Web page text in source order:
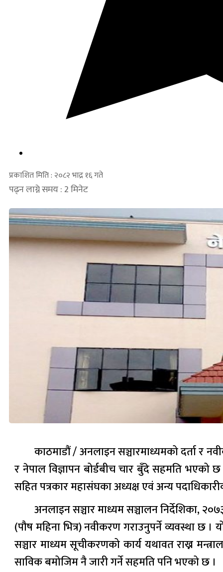
प्रकाशित मिति : २०८२ भाद्र १६ गते
पढ्न लाग्ने समय : 2 मिनेट
काठमाडौं / अनलाइन सञ्चारमाध्यमको दर्ता र
र नेपाल विज्ञापन बोर्डबीच चार बुँदे सहमति भएको
सहित पत्रकार महासंघका अध्यक्ष एवं अन्य
अनलाइन सञ्चार माध्यम सञ्चालन निर्देशिका,
(पौष महिना भित्र) नवीकरण गराउनुपर्ने व्यवस्था छ
सञ्चार माध्यम सूचीकरणको कार्य यथावत राख्न
साविक बमोजिम नै जारी गर्ने सहमति पनि भएको छ ।